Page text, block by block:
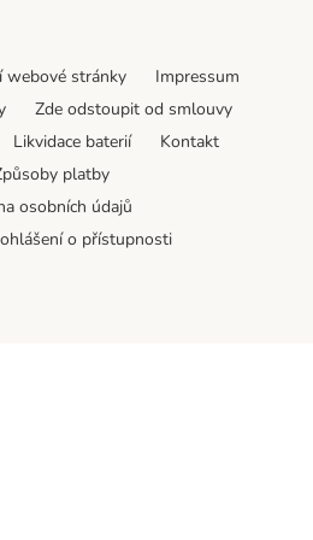
webové stránky
Impressum
Zde odstoupit od smlouvy
Likvidace baterií
Kontakt
platby
osobních údajů
o přístupnosti